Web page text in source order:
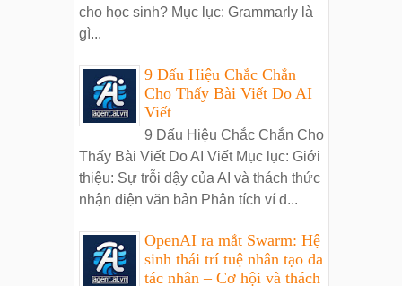
cho học sinh? Mục lục: Grammarly là
gì...
9 Dấu Hiệu Chắc Chắn
Cho Thấy Bài Viết Do AI
Viết
9 Dấu Hiệu Chắc Chắn Cho
Thấy Bài Viết Do AI Viết Mục lục: Giới
thiệu: Sự trỗi dậy của AI và thách thức
nhận diện văn bản Phân tích ví d...
OpenAI ra mắt Swarm: Hệ
sinh thái trí tuệ nhân tạo đa
tác nhân – Cơ hội và thách